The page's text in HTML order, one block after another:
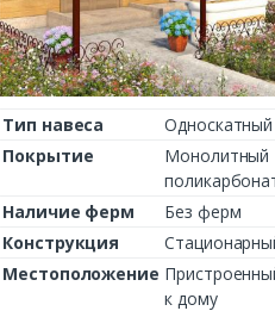
Тип навеса
Односкатный
Покрытие
Монолитный
Наличие ферм
Без ферм
Конструкция
Местоположение
к дому